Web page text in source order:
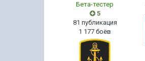
Бета-тестер
5
81 публикация
1 177 боёв